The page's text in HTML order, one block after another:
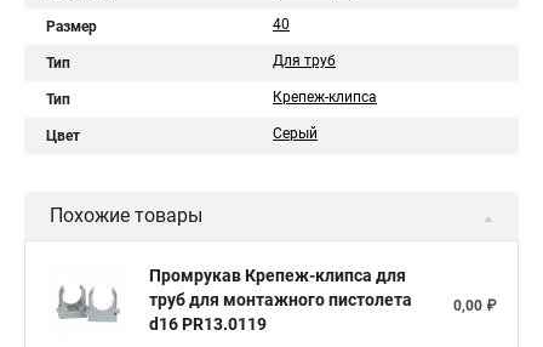
Размер 40
Тип Для труб
Тип Крепеж-клипса
Цвет Серый
Похожие товары
Промрукав Крепеж-клипса для
труб для монтажного пистолета
d16 PR13.0119
0,00 ₽